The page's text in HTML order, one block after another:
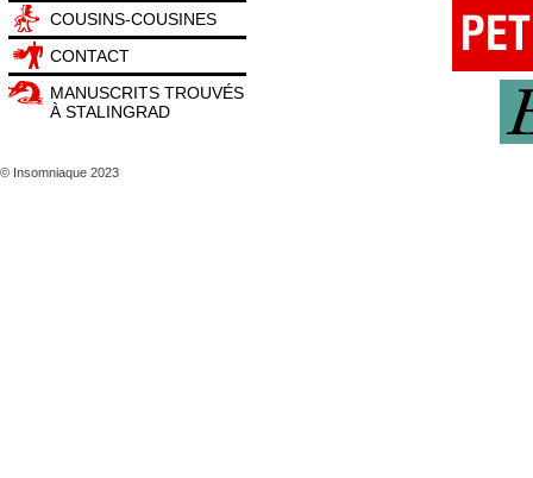
COUSINS-COUSINES
CONTACT
MANUSCRITS TROUVÉS
À STALINGRAD
© Insomniaque 2023